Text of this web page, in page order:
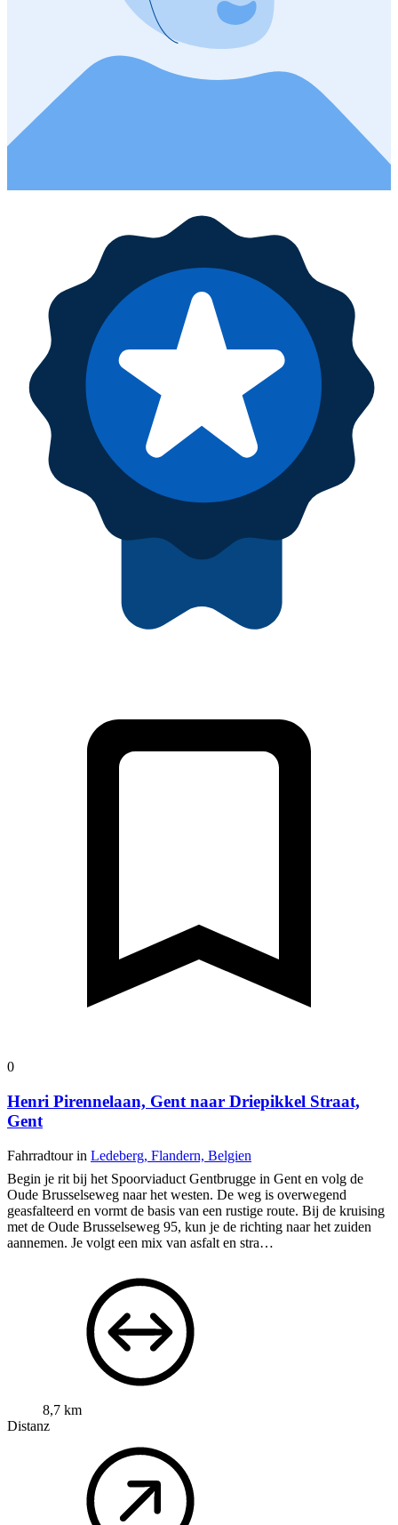
0
Henri Pirennelaan, Gent naar Driepikkel Straat,
Gent
Fahrradtour in Ledeberg, Flandern, Belgien
Begin je rit bij het Spoorviaduct Gentbrugge in Gent en volg de
Oude Brusselseweg naar het westen. De weg is overwegend
geasfalteerd en vormt de basis van een rustige route. Bij de kruising
met de Oude Brusselseweg 95, kun je de richting naar het zuiden
aannemen. Je volgt een mix van asfalt en stra…
8,7 km
Distanz